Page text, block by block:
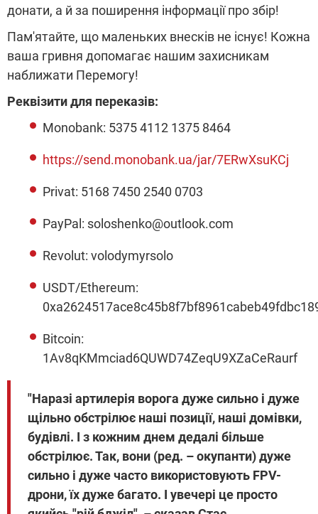
донати, а й за поширення інформації про збір!
Пам'ятайте, що маленьких внесків не існує! Кожна
ваша гривня допомагає нашим захисникам
наближати Перемогу!
Реквізити для переказів:
Monobank: 5375 4112 1375 8464
https://send.monobank.ua/jar/7ERwXsuKCj
Privat: 5168 7450 2540 0703
PayPal: soloshenko@outlook.com
Revolut: volodymyrsolo
USDT/Ethereum:
Bitcoin:
1Av8qKMmciad6QUWD74ZeqU9XZaCeRaurf
"Наразі артилерія ворога дуже сильно і дуже
щільно обстрілює наші позиції, наші домівки,
будівлі. І з кожним днем дедалі більше
обстрілює. Так, вони (ред. – окупанти) дуже
сильно і дуже часто використовують FPV-
дрони, їх дуже багато. І увечері це просто